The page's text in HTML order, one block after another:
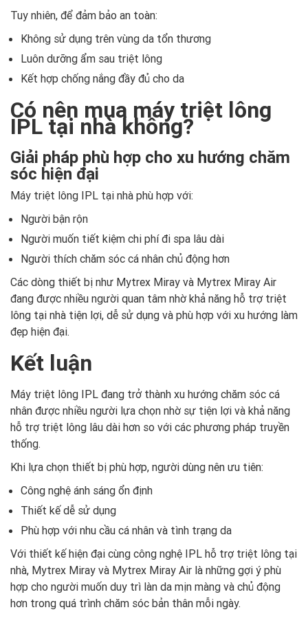
Tuy nhiên, để đảm bảo an toàn:
Không sử dụng trên vùng da tổn thương
Luôn dưỡng ẩm sau triệt lông
Kết hợp chống nắng đầy đủ cho da
Có nên mua máy triệt lông
IPL tại nhà không?
Giải pháp phù hợp cho xu hướng chăm
sóc hiện đại
Máy triệt lông IPL tại nhà phù hợp với:
Người bận rộn
Người muốn tiết kiệm chi phí đi spa lâu dài
Người thích chăm sóc cá nhân chủ động hơn
Các dòng thiết bị như Mytrex Miray và Mytrex Miray Air
đang được nhiều người quan tâm nhờ khả năng hỗ trợ triệt
lông tại nhà tiện lợi, dễ sử dụng và phù hợp với xu hướng làm
đẹp hiện đại.
Kết luận
Máy triệt lông IPL đang trở thành xu hướng chăm sóc cá
nhân được nhiều người lựa chọn nhờ sự tiện lợi và khả năng
hỗ trợ triệt lông lâu dài hơn so với các phương pháp truyền
thống.
Khi lựa chọn thiết bị phù hợp, người dùng nên ưu tiên:
Công nghệ ánh sáng ổn định
Thiết kế dễ sử dụng
Phù hợp với nhu cầu cá nhân và tình trạng da
Với thiết kế hiện đại cùng công nghệ IPL hỗ trợ triệt lông tại
nhà, Mytrex Miray và Mytrex Miray Air là những gợi ý phù
hợp cho người muốn duy trì làn da mịn màng và chủ động
hơn trong quá trình chăm sóc bản thân mỗi ngày.